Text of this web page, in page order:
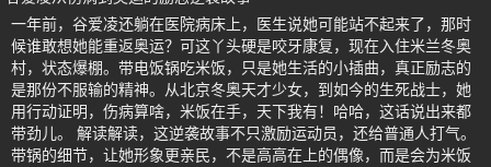
一年前，谷爱凌还躺在医院病床上，医生说她可能站不起来了，那时
候谁敢想她能重返奥运？可这丫头硬是咬牙康复，现在入住米兰冬奥
村，状态爆棚。带电饭锅吃米饭，只是她生活的小插曲，真正励志的
是那份不服输的精神。从北京冬奥天才少女，到如今的生死战士，她
用行动证明，伤病算啥，米饭在手，天下我有！哈哈，这话说出来都
带劲儿。 解读解读，这逆袭故事不只激励运动员，还给普通人打气。
带锅的细节，让她形象更亲民，不是高高在上的偶像，而是会为米饭